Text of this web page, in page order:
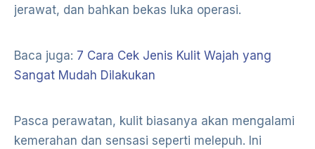
jerawat, dan bahkan bekas luka operasi.
Baca juga: 7 Cara Cek Jenis Kulit Wajah yang
Sangat Mudah Dilakukan
Pasca perawatan, kulit biasanya akan mengalami
kemerahan dan sensasi seperti melepuh. Ini